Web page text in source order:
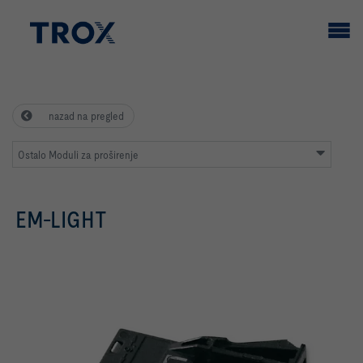
nazad na pregled
Ostalo Moduli za proširenje
EM-LIGHT